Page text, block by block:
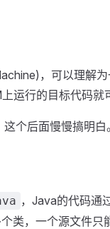
，可以理解
运行的目标代码
个后面慢慢搞明白。
，Java的代码通
类，一个源文件只